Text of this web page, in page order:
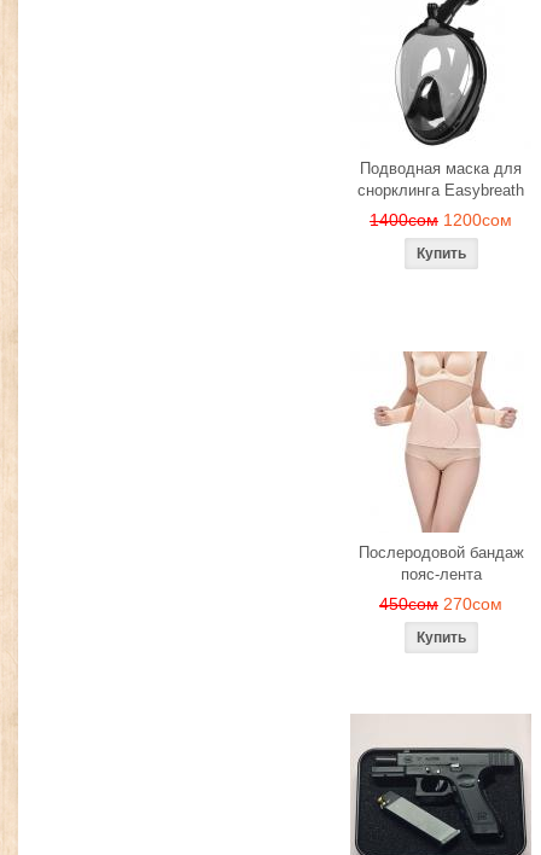
Подводная маска для
снорклинга Easybreath
1400сом 1200сом
Послеродовой бандаж
пояс-лента
450сом 270сом